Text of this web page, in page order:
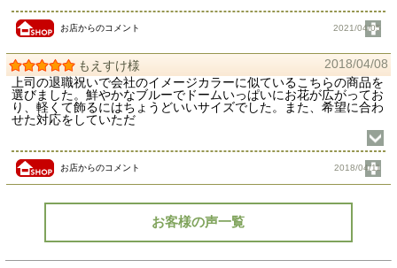
お店からのコメント 2021/04/05
もえすけ様 2018/04/08
上司の退職祝いで会社のイメージカラーに似ているこちらの商品を
選びました。鮮やかなブルーでドームいっぱいにお花が広がってお
り、軽くて飾るにはちょうどいいサイズでした。また、希望に合わ
せた対応をしていただ
お店からのコメント 2018/04/11
お客様の声一覧